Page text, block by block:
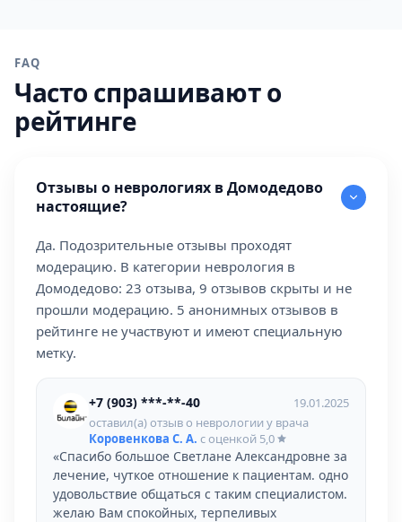
FAQ
Часто спрашивают о
рейтинге
Отзывы о неврологиях в Домодедово
настоящие?
Да. Подозрительные отзывы проходят
модерацию. В категории неврология в
Домодедово: 23 отзыва, 9 отзывов скрыты и не
прошли модерацию. 5 анонимных отзывов в
рейтинге не участвуют и имеют специальную
метку.
+7 (903) ***-**-40
19.01.2025
оставил(а) отзыв о неврологии у врача
Коровенкова С. А. с оценкой 5,0
«Спасибо большое Светлане Александровне за
лечение, чуткое отношение к пациентам. одно
удовольствие общаться с таким специалистом.
желаю Вам спокойных, терпеливых